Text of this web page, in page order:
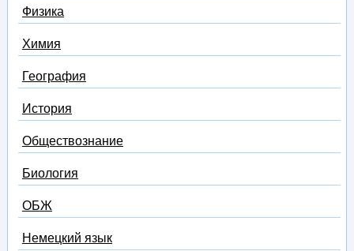
Физика
Химия
География
История
Обществознание
Биология
ОБЖ
Немецкий язык